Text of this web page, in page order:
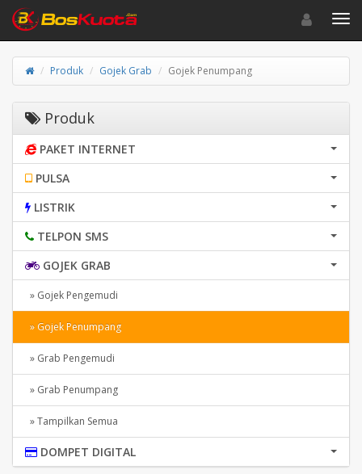
Toggle
Produk Gojek Grab Gojek Penumpang
Produk
PAKET INTERNET
PULSA
LISTRIK
TELPON SMS
GOJEK GRAB
» Gojek Pengemudi
» Gojek Penumpang
» Grab Pengemudi
» Grab Penumpang
» Tampilkan Semua
DOMPET DIGITAL